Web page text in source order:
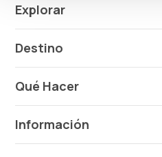
Explorar
Destino
Qué Hacer
Información